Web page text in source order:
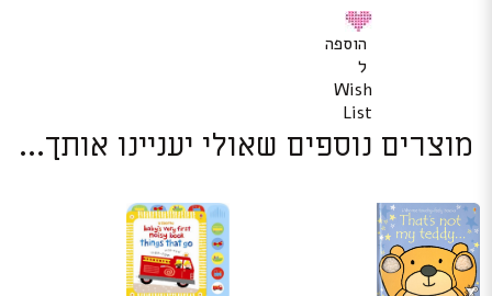
הוספה
ל
Wish
List
מוצרים נוספים שאולי יעניינו אותך...